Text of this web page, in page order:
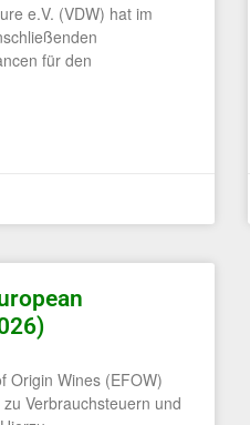
e.V. (VDW) hat im
für den
Origin Wines (EFOW)
Verbrauchsteuern und